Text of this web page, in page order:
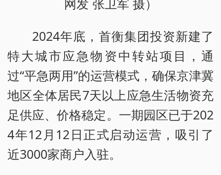
网发 张卫军 摄）
2024年底，首衡集团投资新建了
特大城市应急物资中转站项目，通
过“平急两用”的运营模式，确保京津冀
地区全体居民7天以上应急生活物资充
足供应、价格稳定。一期园区已于202
4年12月12日正式启动运营，吸引了
近3000家商户入驻。